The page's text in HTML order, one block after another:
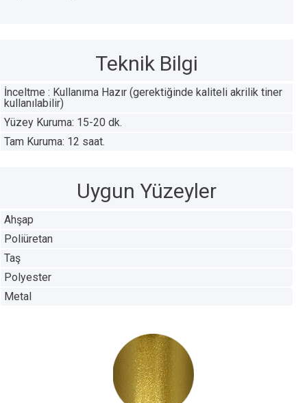
Teknik Bilgi
İnceltme : Kullanıma Hazır (gerektiğinde kaliteli akrilik tiner
kullanılabilir)
Yüzey Kuruma: 15-20 dk.
Tam Kuruma: 12 saat.
Uygun Yüzeyler
Ahşap
Poliüretan
Taş
Polyester
Metal
LC3000